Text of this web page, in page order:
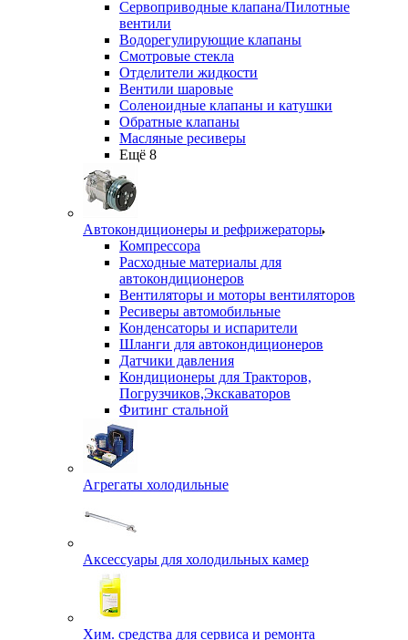
Сервоприводные клапана/Пилотные
вентили
Водорегулирующие клапаны
Смотровые стекла
Отделители жидкости
Вентили шаровые
Соленоидные клапаны и катушки
Обратные клапаны
Масляные ресиверы
Ещё 8
Автокондиционеры и рефрижераторы
Компрессора
Расходные материалы для
автокондиционеров
Вентиляторы и моторы вентиляторов
Ресиверы автомобильные
Конденсаторы и испарители
Шланги для автокондиционеров
Датчики давления
Кондиционеры для Тракторов,
Погрузчиков,Экскаваторов
Фитинг стальной
Агрегаты холодильные
Аксессуары для холодильных камер
Хим. средства для сервиса и ремонта